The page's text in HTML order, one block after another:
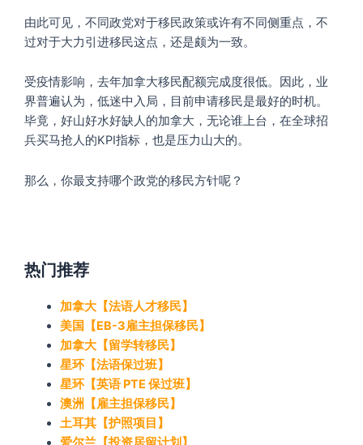
由此可见，不同政党对于移民政策或许有不同侧重点，不
过对于大力引进移民这点，还是颇为一致。
受疫情影响，去年加拿大移民配额完成度很低。因此，业
界普遍认为，低迷中入局，目前申请移民是最好的时机。
毕竟，好山好水好缺人的加拿大，无论谁上台，在全球招
兵买马抢人的KPI指标，也是压力山大的。
那么，你最支持哪个政党的移民方针呢？
热门推荐
加拿大【法语人才移民】
美国【EB-3雇主担保移民】
加拿大【留学转移民】
星环【法语保过班】
星环【英语 PTE 保过班】
澳洲【雇主担保移民】
土耳其【护照项目】